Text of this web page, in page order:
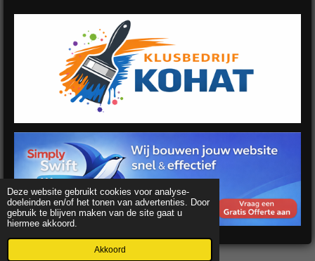
Deze website gebruikt cookies voor analyse-
doeleinden en/of het tonen van advertenties. Door
gebruik te blijven maken van de site gaat u
hiermee akkoord.
Akkoord